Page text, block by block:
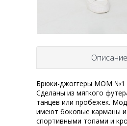
Описание
Брюки-джоггеры MOM №1
Сделаны из мягкого
танцев или пробежек.
имеют боковые карманы
спортивными топами и